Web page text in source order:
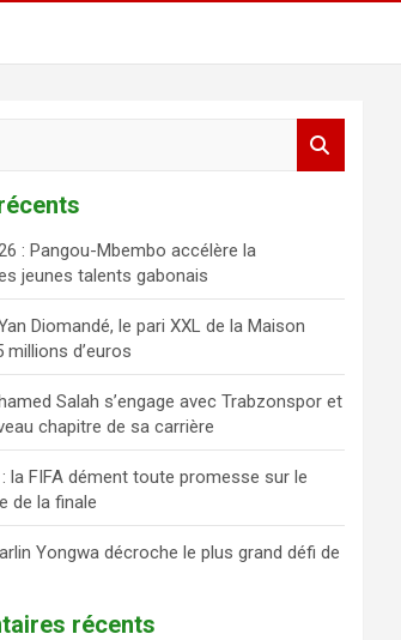
: Pangou-Mbembo accélère la
jeunes talents gabonais
Diomandé, le pari XXL de la Maison
millions d’euros
Salah s’engage avec Trabzonspor et
chapitre de sa carrière
la FIFA dément toute promesse sur le
de la finale
Yongwa décroche le plus grand défi de
récents